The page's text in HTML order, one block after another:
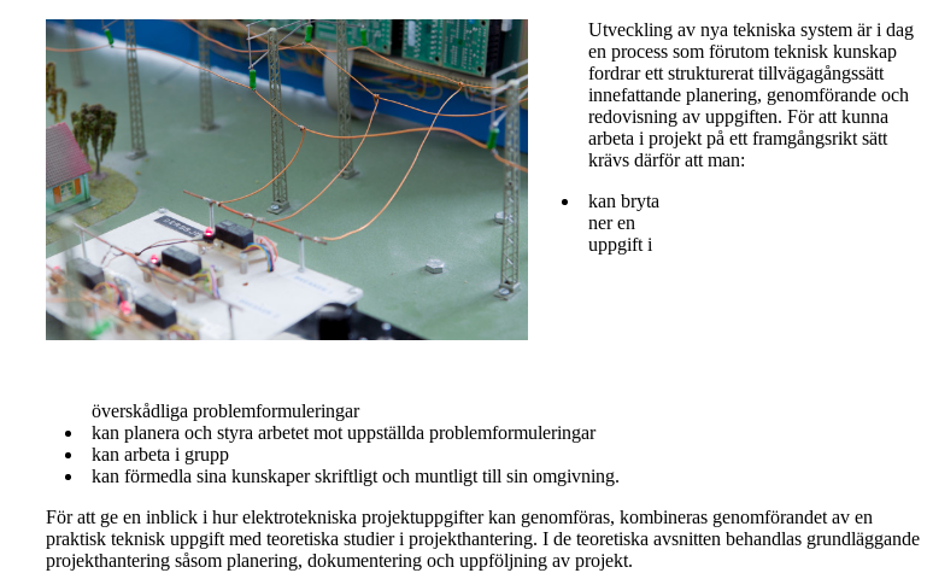
Utveckling av nya tekniska system är i dag
en process som förutom teknisk kunskap
fordrar ett strukturerat tillvägagångssätt
innefattande planering, genomförande och
redovisning av uppgiften. För att kunna
arbeta i projekt på ett framgångsrikt sätt
krävs därför att man:
kan bryta
ner en
uppgift i
överskådliga problemformuleringar
kan planera och styra arbetet mot uppställda problemformuleringar
kan arbeta i grupp
kan förmedla sina kunskaper skriftligt och muntligt till sin omgivning.
För att ge en inblick i hur elektrotekniska projektuppgifter kan genomföras, kombineras genomförandet av en
praktisk teknisk uppgift med teoretiska studier i projekthantering. I de teoretiska avsnitten behandlas grundläggande
projekthantering såsom planering, dokumentering och uppföljning av projekt.